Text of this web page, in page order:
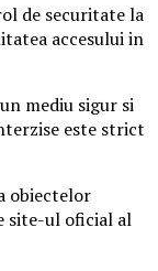
de securitate la
accesului in
mediu sigur si
este strict
obiectelor
site-ul oficial al